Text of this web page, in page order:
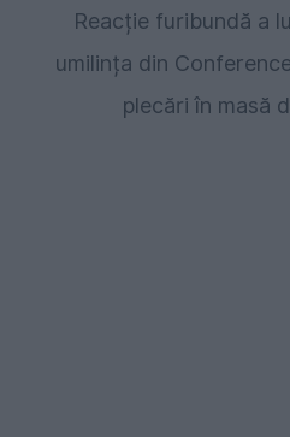
Reacție furibundă a
umilința din
plecări în masă